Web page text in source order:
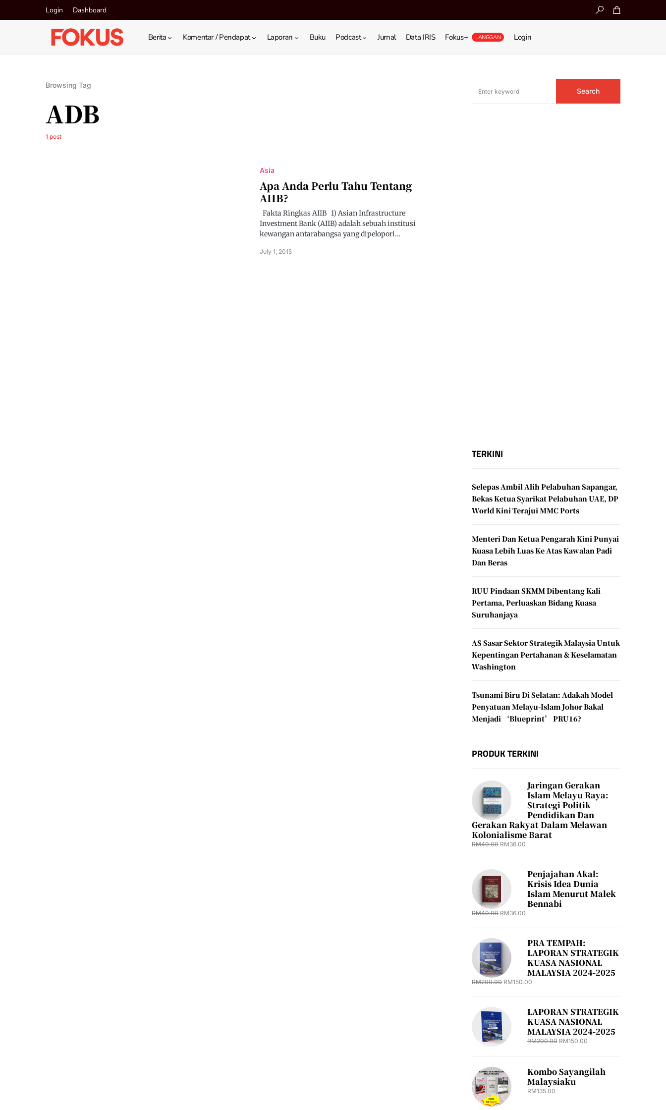
Login Dashboard
Berita Komentar / Pendapat Laporan Buku Podcast Jurnal Data IRIS Fokus+ LANGGAN Login
Browsing Tag
ADB
1 post
Asia
Apa Anda Perlu Tahu Tentang
AIIB?
Fakta Ringkas AIIB 1) Asian Infrastructure
Investment Bank (AIIB) adalah sebuah institusi
kewangan antarabangsa yang dipelopori…
July 1, 2015
Search
TERKINI
Selepas Ambil Alih Pelabuhan Sapangar,
Bekas Ketua Syarikat Pelabuhan UAE, DP
World Kini Terajui MMC Ports
Menteri Dan Ketua Pengarah Kini Punyai
Kuasa Lebih Luas Ke Atas Kawalan Padi
Dan Beras
RUU Pindaan SKMM Dibentang Kali
Pertama, Perluaskan Bidang Kuasa
Suruhanjaya
AS Sasar Sektor Strategik Malaysia Untuk
Kepentingan Pertahanan & Keselamatan
Washington
Tsunami Biru Di Selatan: Adakah Model
Penyatuan Melayu-Islam Johor Bakal
Menjadi ‘Blueprint’ PRU16?
PRODUK TERKINI
Jaringan Gerakan
Islam Melayu Raya:
Strategi Politik
Pendidikan Dan
Gerakan Rakyat Dalam Melawan
Kolonialisme Barat
RM40.00 RM36.00
Penjajahan Akal:
Krisis Idea Dunia
Islam Menurut Malek
Bennabi
RM40.00 RM36.00
PRA TEMPAH:
LAPORAN STRATEGIK
KUASA NASIONAL
MALAYSIA 2024-2025
RM200.00 RM150.00
LAPORAN STRATEGIK
KUASA NASIONAL
MALAYSIA 2024-2025
RM200.00 RM150.00
Kombo Sayangilah
Malaysiaku
RM135.00